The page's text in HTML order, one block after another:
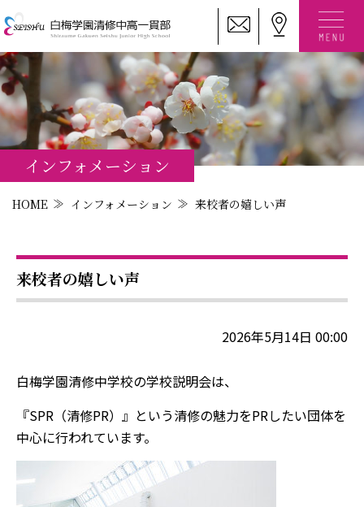
インフォメーション
HOME インフォメーション 来校者の嬉しい声
来校者の嬉しい声
2026年5月14日 00:00
白梅学園清修中学校の学校説明会は、
『SPR（清修PR）』という清修の魅力をPRしたい団体を
中心に行われています。